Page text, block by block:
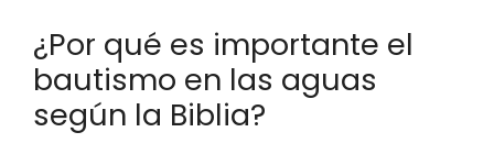
¿Por qué es importante el
bautismo en las aguas
según la Biblia?